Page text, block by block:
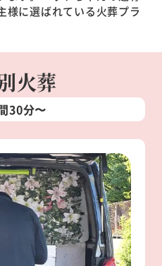
様に選ばれている火葬プラ
火葬
30分〜